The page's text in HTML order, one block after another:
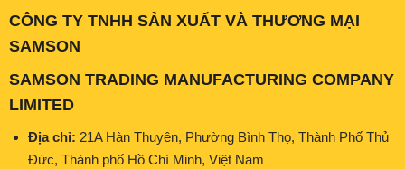
CÔNG TY TNHH SẢN XUẤT VÀ THƯƠNG MẠI
SAMSON
SAMSON TRADING MANUFACTURING COMPANY
LIMITED
Địa chỉ: 21A Hàn Thuyên, Phường Bình Thọ, Thành Phố Thủ
Đức, Thành phố Hồ Chí Minh, Việt Nam